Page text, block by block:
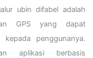
ubin difabel adalah
GPS yang dapat
penggunanya.
aplikasi berbasis